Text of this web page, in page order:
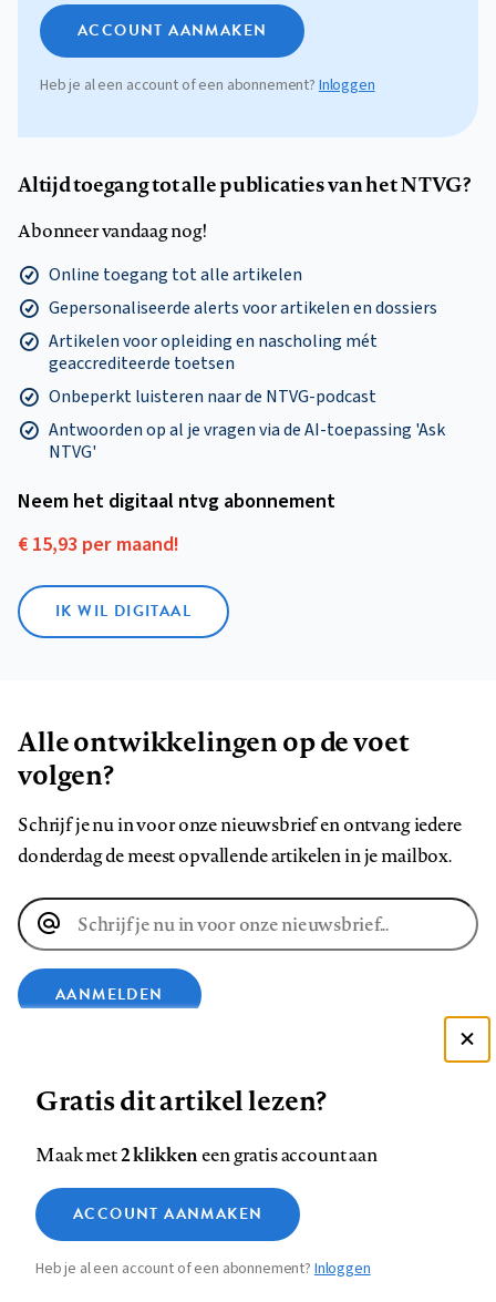
ACCOUNT AANMAKEN
Heb je al een account of een abonnement?Inloggen
Altijd toegang tot alle publicaties van het NTVG?
Abonneer vandaag nog!
Online toegang tot alle artikelen
Gepersonaliseerde alerts voor artikelen en dossiers
Artikelen voor opleiding en nascholing mét
geaccrediteerde toetsen
Onbeperkt luisteren naar de NTVG-podcast
Antwoorden op al je vragen via de AI-toepassing 'Ask
NTVG'
Neem het digitaal ntvg abonnement
€ 15,93 per maand!
IK WIL DIGITAAL
Alle ontwikkelingen op de voet
volgen?
Schrijf je nu in voor onze nieuwsbrief en ontvang iedere
donderdag de meest opvallende artikelen in je mailbox.
E-
mailadres
AANMELDEN
op
Facebook
op
LinkedIn
op
Bluesky
ons
op
InstagramYouTube
Footer
Contact Colofon Disclaimer Privacy
Medische vragen verdienen
betrouwbare antwoorden
Zie onze cookie policy
Analytische cookies
Marketing cookies
Gratis dit artikel lezen?
Maak met2 klikkeneen gratis account aan
ACCOUNT AANMAKEN
Heb je al een account of een abonnement?Inloggen